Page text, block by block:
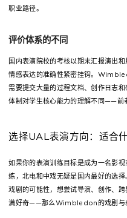
职业路径。
评价体系的不同
国内表演院校的考核以期末汇报演出
情感表达的准确性紧密挂钩。
需要提交大量的过程文档、创作日志
体制对学生核心能力的理解不同——前
选择UAL表演方向：适合
如果你的表演训练目标是成为一名影
练，北电和中戏无疑是国内最好的选
戏剧的可能性，想尝试导演、创作、
满好奇——那么Wimbledon的戏剧与